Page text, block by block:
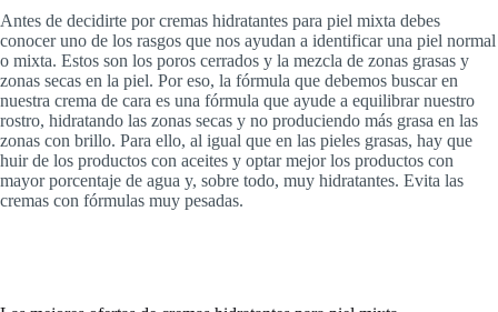
Antes de decidirte por cremas hidratantes para piel mixta debes
conocer uno de los rasgos que nos ayudan a identificar una piel normal
o mixta. Estos son los poros cerrados y la mezcla de zonas grasas y
zonas secas en la piel. Por eso, la fórmula que debemos buscar en
nuestra crema de cara es una fórmula que ayude a equilibrar nuestro
rostro, hidratando las zonas secas y no produciendo más grasa en las
zonas con brillo. Para ello, al igual que en las pieles grasas, hay que
huir de los productos con aceites y optar mejor los productos con
mayor porcentaje de agua y, sobre todo, muy hidratantes. Evita las
cremas con fórmulas muy pesadas.